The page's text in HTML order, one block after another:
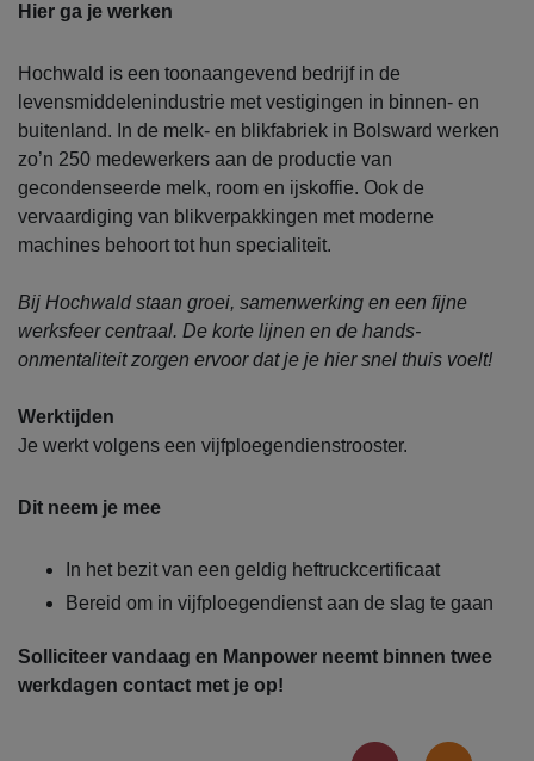
Hier ga je werken
Hochwald is een toonaangevend bedrijf in de
levensmiddelenindustrie met vestigingen in binnen- en
buitenland. In de melk- en blikfabriek in Bolsward werken
zo’n 250 medewerkers aan de productie van
gecondenseerde melk, room en ijskoffie. Ook de
vervaardiging van blikverpakkingen met moderne
machines behoort tot hun specialiteit.
Bij Hochwald staan groei, samenwerking en een fijne
werksfeer centraal. De korte lijnen en de hands-
onmentaliteit zorgen ervoor dat je je hier snel thuis voelt!
Werktijden
Je werkt volgens een vijfploegendienstrooster.
Dit neem je mee
In het bezit van een geldig heftruckcertificaat
Bereid om in vijfploegendienst aan de slag te gaan
Solliciteer vandaag en Manpower neemt binnen twee
werkdagen contact met je op!